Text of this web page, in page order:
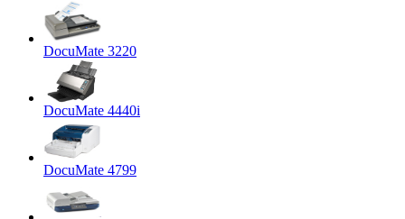
DocuMate 3220
DocuMate 4440i
DocuMate 4799